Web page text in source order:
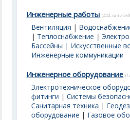
Инженерные работы (404
Вентиляция |
| Теплоснабжение |
Бассейны | Искусственные
Инженерные коммуникации
Инженерное оборудование
Электротехническое
фитинги |Системы
Санитарная техника |
оборудование | Газовое